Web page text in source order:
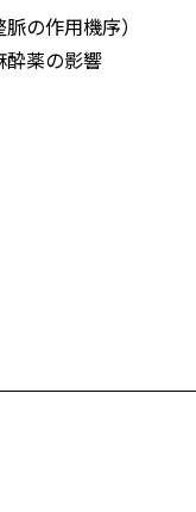
の作用機序）
酔薬の影響